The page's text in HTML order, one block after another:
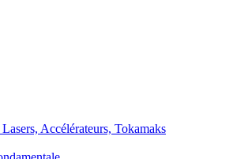
Accélérateurs, Tokamaks